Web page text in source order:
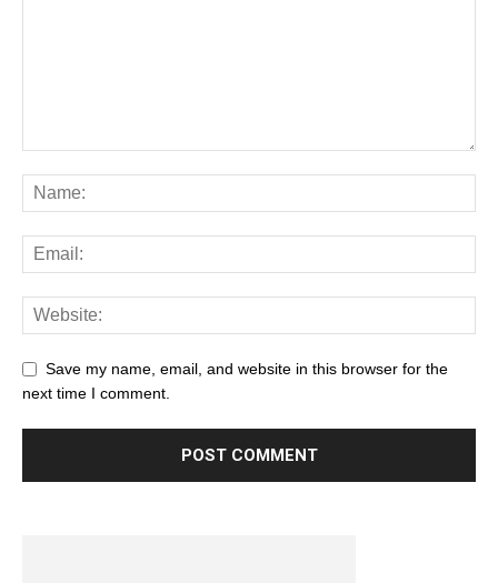
Save my name, email, and website in this browser for the
next time I comment.